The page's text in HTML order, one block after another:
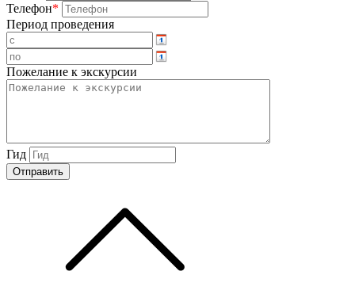
Телефон*
Период проведения
Пожелание к экскурсии
Гид